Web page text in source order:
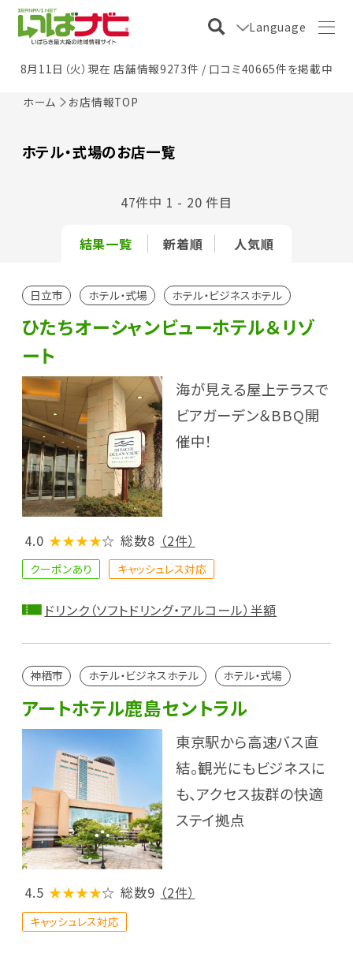
Language
8月11日（火）現在 店舗情報9273件 / 口コミ40665件を掲載中
ホーム お店情報TOP
ホテル・式場のお店一覧
結果一覧 新着順 人気順
47件中 1 - 20 件目
日立市 ホテル・式場 ホテル・ビジネスホテル
ひたちオーシャンビューホテル＆リゾ
ート
海が見える屋上テラスで
ビアガーデン＆BBQ開
催中！
4.0 ★★★★☆ 総数8 （2件）
クーポンあり キャッシュレス対応
ドリンク（ソフトドリング・アルコール）半額
神栖市 ホテル・ビジネスホテル ホテル・式場
アートホテル鹿島セントラル
東京駅から高速バス直
結。観光にもビジネスに
も、アクセス抜群の快適
ステイ拠点
4.5 ★★★★☆ 総数9 （2件）
キャッシュレス対応